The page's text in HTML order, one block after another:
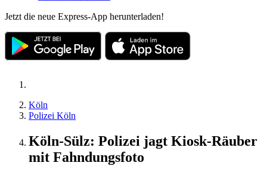
Jetzt die neue Express-App herunterladen!
Köln
Polizei Köln
Köln-Sülz: Polizei jagt Kiosk-Räuber
mit Fahndungsfoto